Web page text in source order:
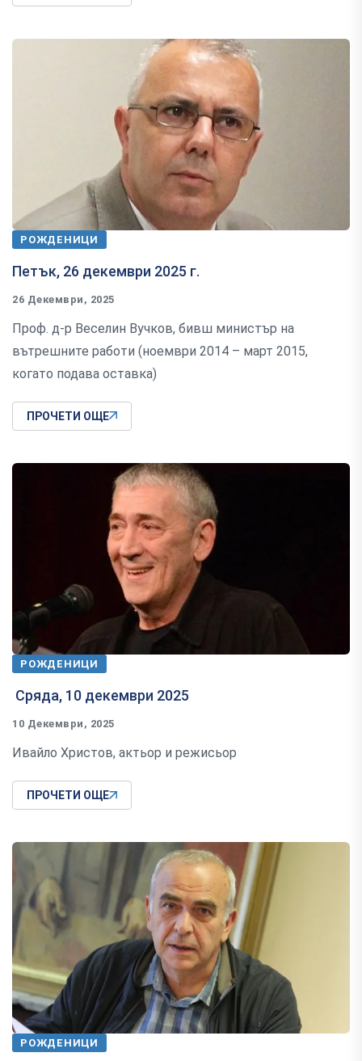
РОЖДЕНИЦИ
Петък, 26 декември 2025 г.
26 Декември, 2025
Проф. д-р Веселин Вучков, бивш министър на
вътрешните работи (ноември 2014 – март 2015,
когато подава оставка)
ПРОЧЕТИ ОЩЕ
РОЖДЕНИЦИ
Сряда, 10 декември 2025
10 Декември, 2025
Ивайло Христов, актьор и режисьор
ПРОЧЕТИ ОЩЕ
РОЖДЕНИЦИ